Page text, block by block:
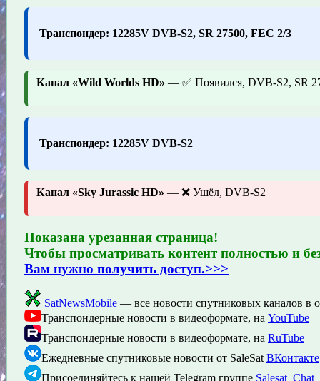
Транспондер: 12285V DVB-S2, SR 27500, FEC 2/3
Канал «Wild Worlds HD» — ✅ Появился, DVB-S2, SR
Транспондер: 12285V DVB-S2
Канал «Sky Jurassic HD» — ❌ Ушёл, DVB-S2
Показана урезанная страница!
Чтобы просматривать контент полностью и
Вам нужно получить доступ.>>>
SatNewsMobile — все новости спутниковых каналов в
Транспондерные новости в видеоформате, на YouTube
Транспондерные новости в видеоформате, на RuTube
Ежедневные спутниковые новости от SaleSat ВКонтакте
Присоединяйтесь к нашей Telegram группе Salesat_Chat